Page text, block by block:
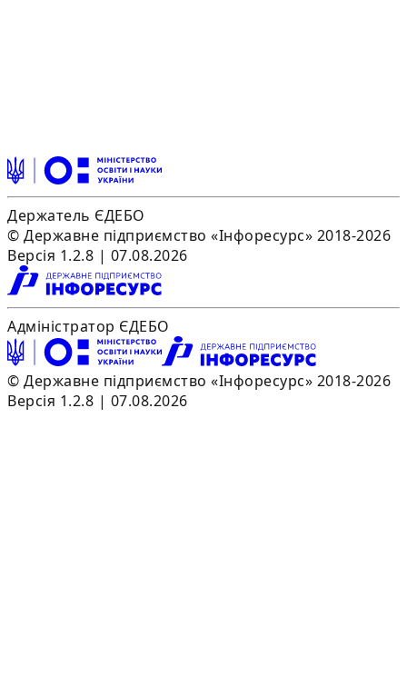
Держатель ЄДЕБО
© Державне підприємство «Інфоресурс» 2018-2026
Версія 1.2.8 | 07.08.2026
Адміністратор ЄДЕБО
© Державне підприємство «Інфоресурс» 2018-2026
Версія 1.2.8 | 07.08.2026